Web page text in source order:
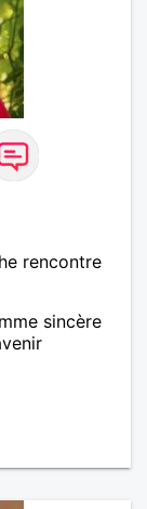
rencontre
sincère